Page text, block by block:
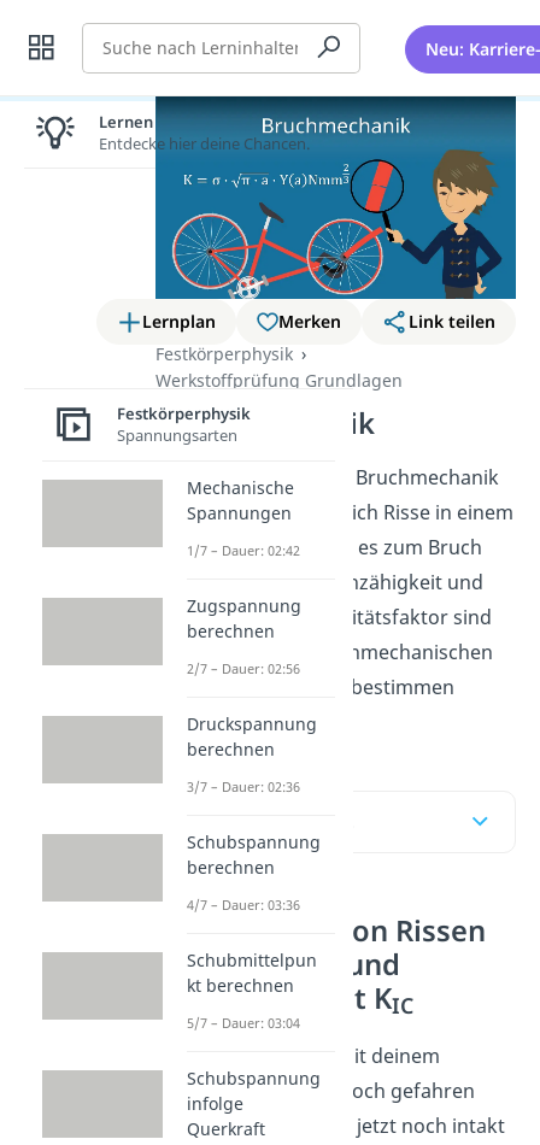
Suche Neu:
Lernplan Merken
Link teilen
Festkörperphysik
Werkstoffprüfung Grundlagen
Bruchmechanik
In diesem Beitrag zur Bruchmechanik
erklären wir dir, wie sich Risse in einem
Bauteil ausbreiten bis es zum Bruch
kommt, was die Bruchzähigkeit und
der Spannungsintensitätsfaktor sind
und wie sich die bruchmechanischen
Werkstoffkennwerte bestimmen
lassen.
Ausbreitung von Rissen
im Werkstoff und
Bruchzähigkeit KIC
Stell dir vor, du bist mit deinem
Fahrrad in ein Schlagloch gefahren
und weißt nicht ob es jetzt noch intakt
Lernen lohnt sich!
Entdecke hier deine Chancen.
Festkörperphysik
Spannungsarten
Mechanische
Spannungen
1/7 – Dauer: 02:42
Zugspannung
berechnen
2/7 – Dauer: 02:56
Druckspannung
berechnen
3/7 – Dauer: 02:36
Schubspannung
berechnen
4/7 – Dauer: 03:36
Schubmittelpun
kt berechnen
5/7 – Dauer: 03:04
Schubspannung
infolge
Querkraft